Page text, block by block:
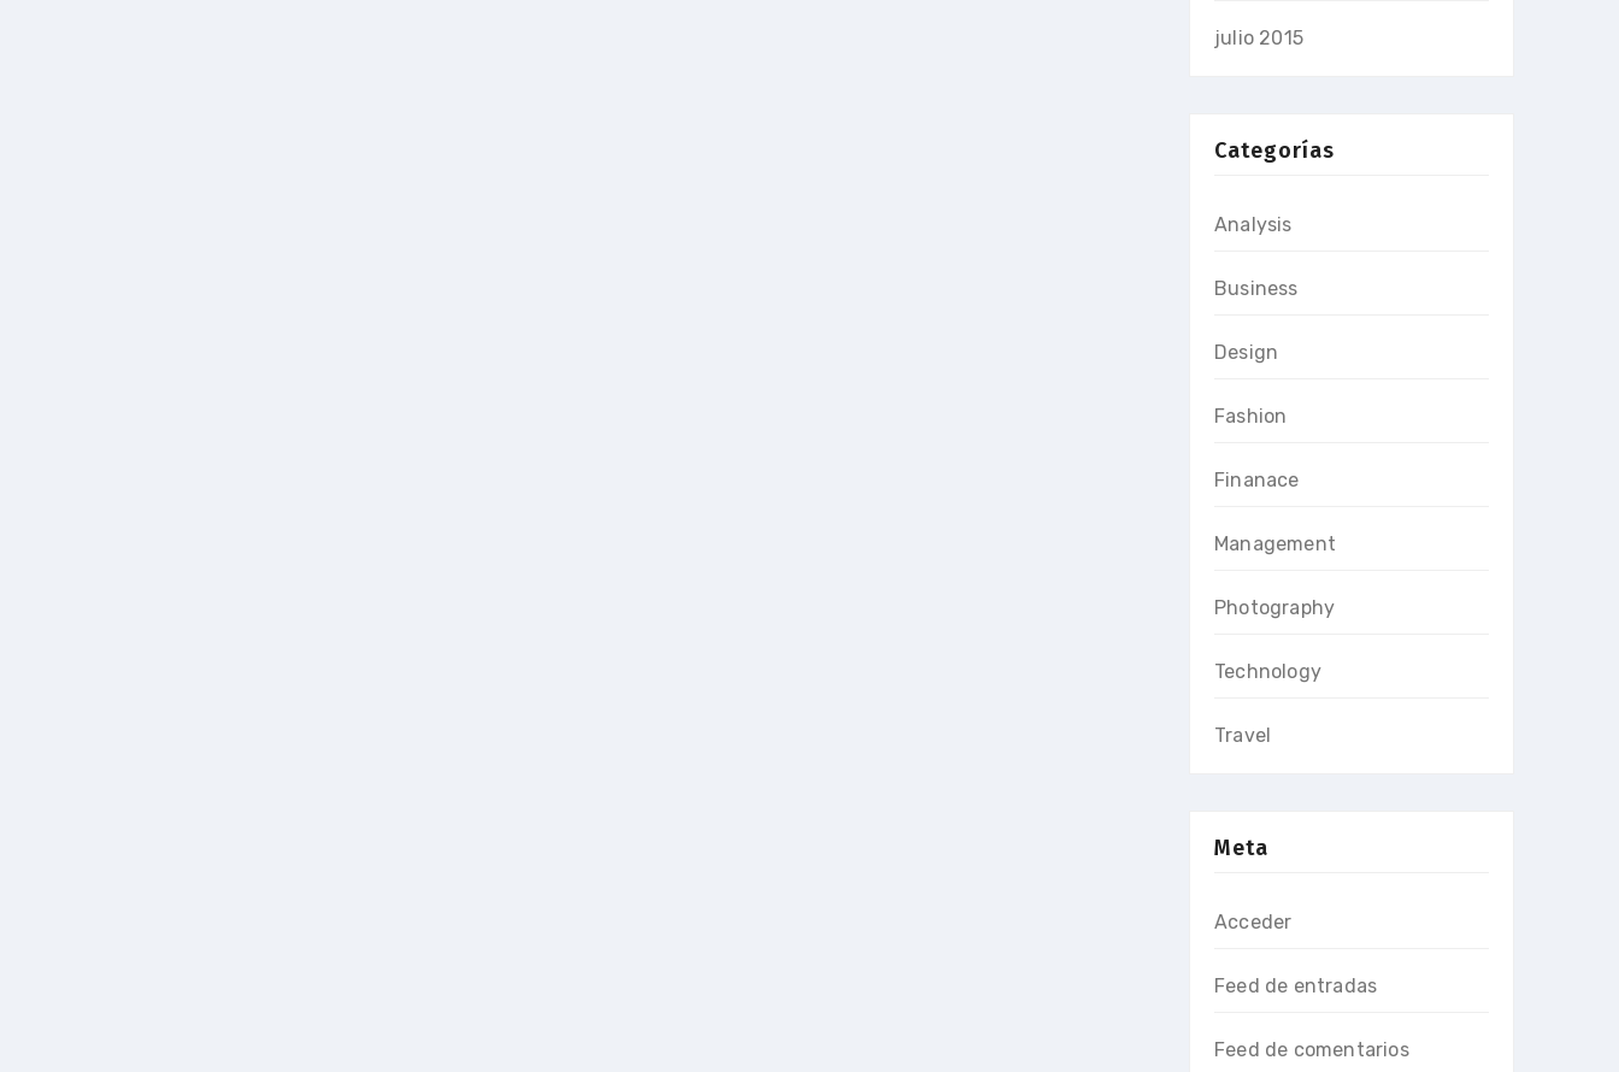
julio 2015
Categorías
Analysis
Business
Design
Fashion
Finanace
Management
Photography
Technology
Travel
Meta
Acceder
Feed de entradas
Feed de comentarios